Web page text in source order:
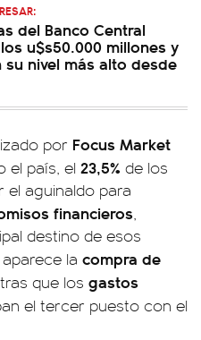
del Banco Central
u$s50.000 millones y
su nivel más alto desde
por Focus Market
el país, el 23,5% de los
el aguinaldo para
financieros,
destino de esos
la compra de
que los gastos
el tercer puesto con el